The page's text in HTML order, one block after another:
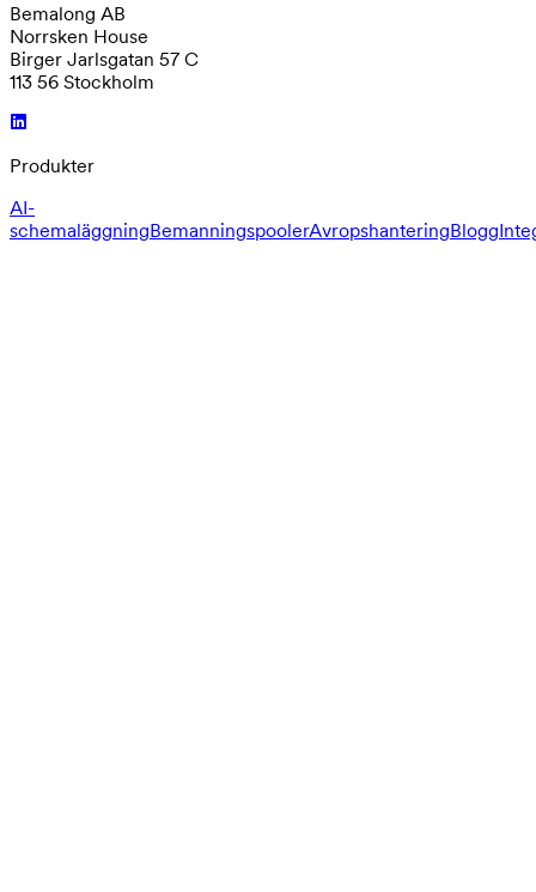
Bemalong AB
Norrsken House
Birger Jarlsgatan 57 C
113 56 Stockholm
Produkter
AI-
schemaläggningBemanningspoolerAvropshanteringBlogg